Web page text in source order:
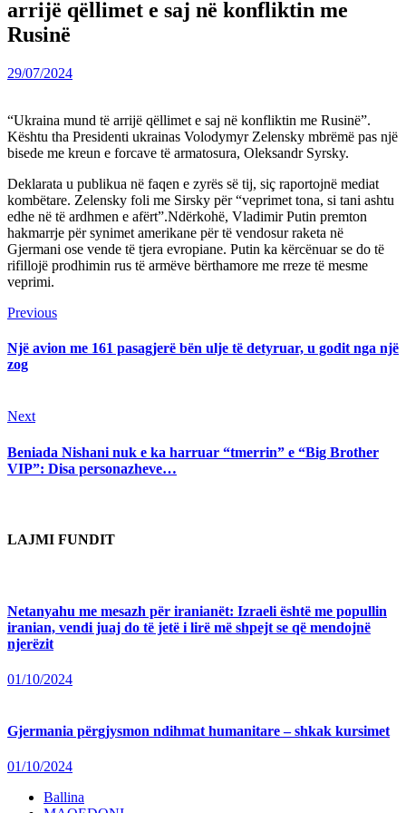
arrijë qëllimet e saj në konfliktin me
Rusinë
29/07/2024
“Ukraina mund të arrijë qëllimet e saj në konfliktin me Rusinë”.
Kështu tha Presidenti ukrainas Volodymyr Zelensky mbrëmë pas një
bisede me kreun e forcave të armatosura, Oleksandr Syrsky.
Deklarata u publikua në faqen e zyrës së tij, siç raportojnë mediat
kombëtare. Zelensky foli me Sirsky për “veprimet tona, si tani ashtu
edhe në të ardhmen e afërt”.Ndërkohë, Vladimir Putin premton
hakmarrje për synimet amerikane për të vendosur raketa në
Gjermani ose vende të tjera evropiane. Putin ka kërcënuar se do të
rifillojë prodhimin rus të armëve bërthamore me rreze të mesme
veprimi.
Continue
Reading
PreviousPrevious
Një avion me 161 pasagjerë bën ulje të detyruar, u godit nga një
zog
NextNext
Beniada Nishani nuk e ka harruar “tmerrin” e “Big Brother
VIP”: Disa personazheve…
LAJMI FUNDIT
Netanyahu me mesazh për iranianët: Izraeli është me popullin
iranian, vendi juaj do të jetë i lirë më shpejt se që mendojnë
njerëzit
01/10/2024
Gjermania përgjysmon ndihmat humanitare – shkak kursimet
01/10/2024
Ballina